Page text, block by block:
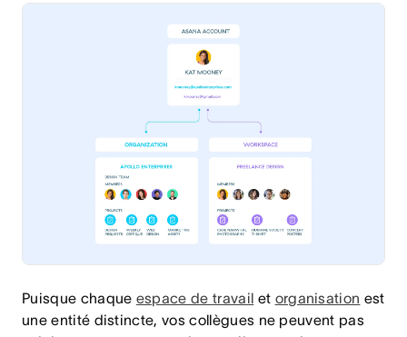
Puisque chaque espace de travail et organisation est
une entité distincte, vos collègues ne peuvent pas